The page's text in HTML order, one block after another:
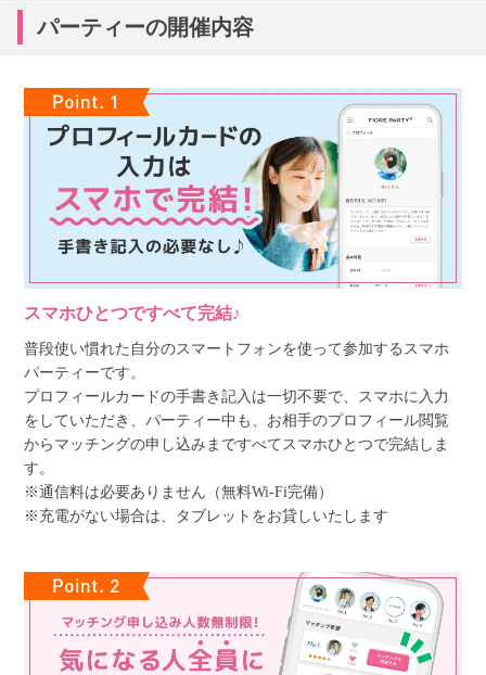
パーティーの開催内容
スマホひとつですべて完結♪
普段使い慣れた自分のスマートフォンを使って参加するスマホ
パーティーです。
プロフィールカードの手書き記入は一切不要で、スマホに入力
をしていただき、パーティー中も、お相手のプロフィール閲覧
からマッチングの申し込みまですべてスマホひとつで完結しま
す。
※通信料は必要ありません（無料Wi-Fi完備）
※充電がない場合は、タブレットをお貸しいたします